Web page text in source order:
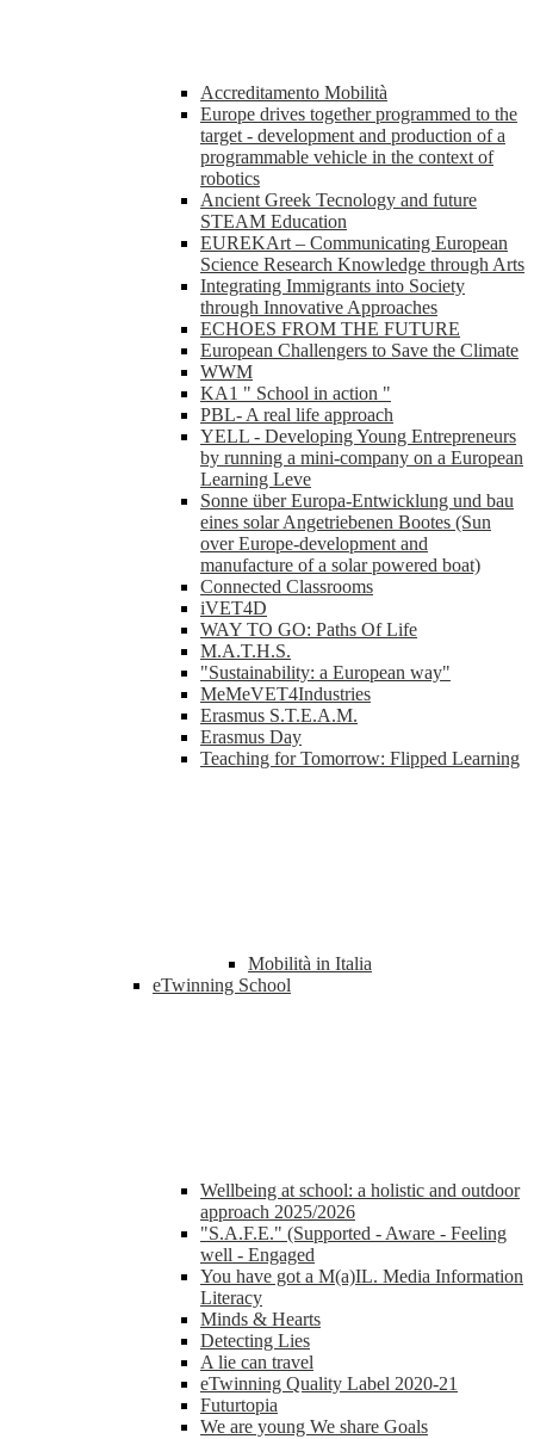
Accreditamento Mobilità
Europe drives together programmed to the
target - development and production of a
programmable vehicle in the context of
robotics
Ancient Greek Tecnology and future
STEAM Education
EUREKArt – Communicating European
Science Research Knowledge through Arts
Integrating Immigrants into Society
through Innovative Approaches
ECHOES FROM THE FUTURE
European Challengers to Save the Climate
WWM
KA1 " School in action "
PBL- A real life approach
YELL - Developing Young Entrepreneurs
by running a mini-company on a European
Learning Leve
Sonne über Europa-Entwicklung und bau
eines solar Angetriebenen Bootes (Sun
over Europe-development and
manufacture of a solar powered boat)
Connected Classrooms
iVET4D
WAY TO GO: Paths Of Life
M.A.T.H.S.
"Sustainability: a European way"
MeMeVET4Industries
Erasmus S.T.E.A.M.
Erasmus Day
Teaching for Tomorrow: Flipped Learning
Mobilità in Italia
eTwinning School
Wellbeing at school: a holistic and outdoor
approach 2025/2026
"S.A.F.E." (Supported - Aware - Feeling
well - Engaged
You have got a M(a)IL. Media Information
Literacy
Minds & Hearts
Detecting Lies
A lie can travel
eTwinning Quality Label 2020-21
Futurtopia
We are young We share Goals